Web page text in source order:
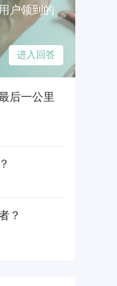
户领到的
进入回答
后一公里
？